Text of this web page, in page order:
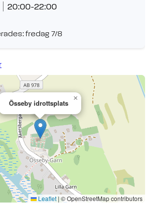
20:00-22:00
fredag 7/8
Össeby idrottsplats
×
Leaflet | © OpenStreetMap contributors
Maps